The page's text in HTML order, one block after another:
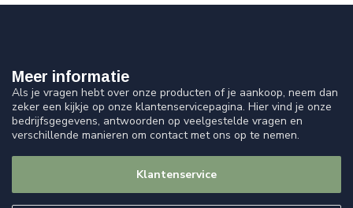
Meer informatie
Als je vragen hebt over onze producten of je aankoop, neem dan
zeker een kijkje op onze klantenservicepagina. Hier vind je onze
bedrijfsgegevens, antwoorden op veelgestelde vragen en
verschillende manieren om contact met ons op te nemen.
Klantenservice